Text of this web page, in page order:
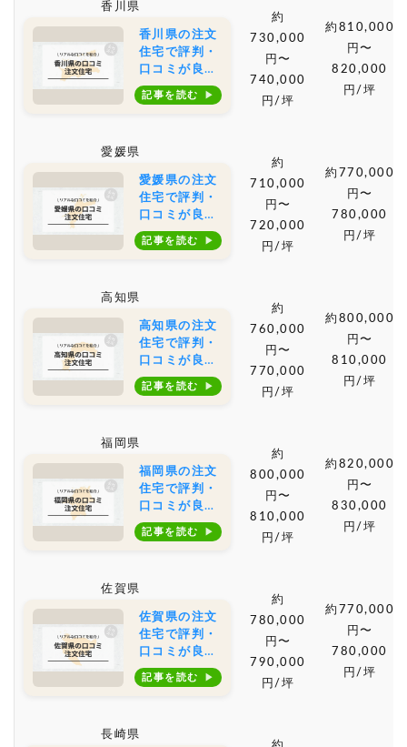
相場もご紹介
香川県
香川県の注文
住宅で評判・
口コミが良い
おすすめの建
築会社・工務
相場もご紹介
記事を読む
約
730,000
円〜
740,000
円/坪
約810,000
円〜
820,000
円/坪
愛媛県
愛媛県の注文
住宅で評判・
口コミが良い
おすすめの建
築会社・工務
相場もご紹介
記事を読む
約
710,000
円〜
720,000
円/坪
約770,000
円〜
780,000
円/坪
高知県
高知県の注文
住宅で評判・
口コミが良い
おすすめの建
築会社・工務
相場もご紹介
記事を読む
約
760,000
円〜
770,000
円/坪
約800,000
円〜
810,000
円/坪
福岡県
福岡県の注文
住宅で評判・
口コミが良い
おすすめの建
築会社・工務
相場もご紹介
記事を読む
約
800,000
円〜
810,000
円/坪
約820,000
円〜
830,000
円/坪
佐賀県
佐賀県の注文
住宅で評判・
口コミが良い
おすすめの建
築会社・工務
相場もご紹介
記事を読む
約
780,000
円〜
790,000
円/坪
約770,000
円〜
780,000
円/坪
長崎県